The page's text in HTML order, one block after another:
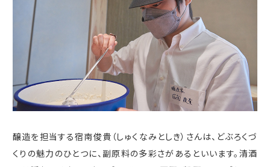
醸造を担当する宿南俊貴（しゅくなみとしき）さんは、どぶろくづ
くりの魅力のひとつに、副原料の多彩さがあるといいます。清酒